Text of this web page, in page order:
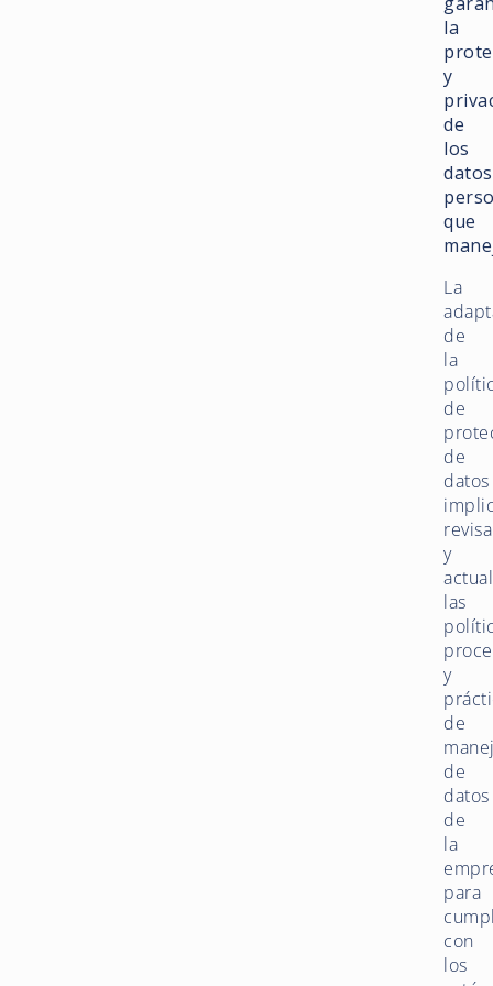
la
y
de
los
datos
que
La
de
la
de
de
datos
y
las
y
de
de
datos
de
la
para
con
los